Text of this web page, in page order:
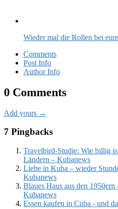
Wieder mal die Rollen bei
Comments
Post Info
Author Info
0 Comments
Add yours →
7 Pingbacks
Travelbird-Studie: Wie billig
Ländern – Kubanews
Liebe in Kuba – wieder
Kubanews
Blaues Haus aus den
Kubanews
Essen kaufen in Cuba - und